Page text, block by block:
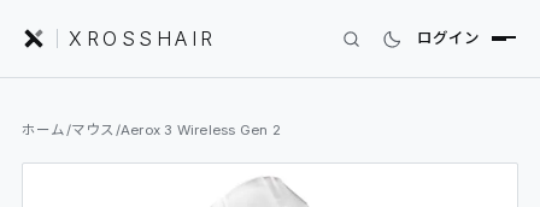
XROSSHAIR ログイン
ホーム/マウス /Aerox 3 Wireless Gen 2